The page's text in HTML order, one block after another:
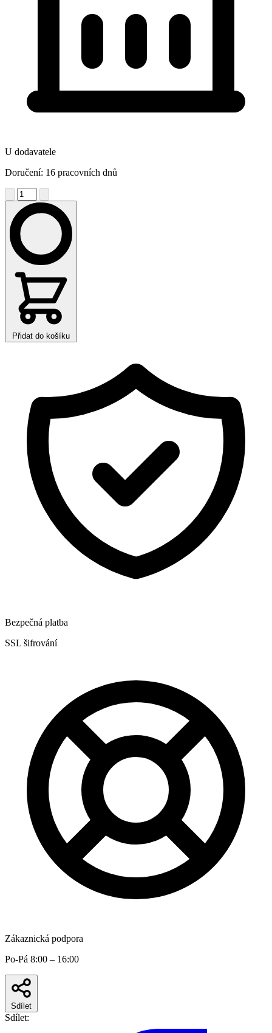
U dodavatele
Doručení: 16 pracovních dnů
Přidat do košíku
Bezpečná platba
SSL šifrování
Zákaznická podpora
Po-Pá 8:00 – 16:00
Sdílet
Sdílet: